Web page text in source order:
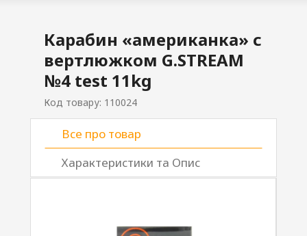
Карабин «американка» с
вертлюжком G.STREAM
№4 test 11kg
Код товару: 110024
Все про товар
Характеристики та Опис